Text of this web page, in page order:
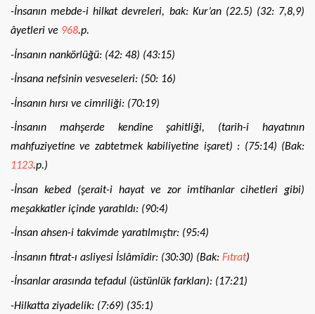
-İnsanın mebde-i hilkat devreleri, bak: Kur’an (22.5) (32: 7,8,9)
âyetleri ve 968.p.
-İnsanın nankörlüğü: (42: 48) (43:15)
-İnsana nefsinin vesveseleri: (50: 16)
-İnsanın hırsı ve cimriliği: (70:19)
-İnsanın mahşerde kendine şahitliği, (tarih-i hayatının
mahfuziyetine ve zabtetmek kabiliyetine işaret) : (75:14) (Bak:
1123.p.)
-İnsan kebed (şerait-i hayat ve zor imtihanlar cihetleri gibi)
meşakkatler içinde yaratıldı: (90:4)
-İnsan ahsen-i takvimde yaratılmıştır: (95:4)
-İnsanın fıtrat-ı asliyesi İslâmîdir: (30:30) (Bak: Fıtrat)
-İnsanlar arasında tefadul (üstünlük farkları): (17:21)
-Hilkatta ziyadelik: (7:69) (35:1)